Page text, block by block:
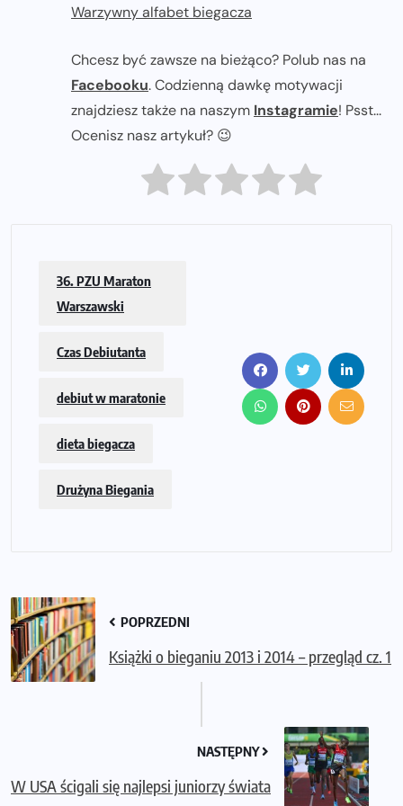
Warzywny alfabet biegacza
Chcesz być zawsze na bieżąco? Polub nas na
Facebooku. Codzienną dawkę motywacji
znajdziesz także na naszym Instagramie! Psst...
Ocenisz nasz artykuł? 😉
36. PZU Maraton
Warszawski
Czas Debiutanta
debiut w maratonie
dieta biegacza
Drużyna Biegania
POPRZEDNI
Książki o bieganiu 2013 i 2014 – przegląd cz. 1
NASTĘPNY
W USA ścigali się najlepsi juniorzy świata